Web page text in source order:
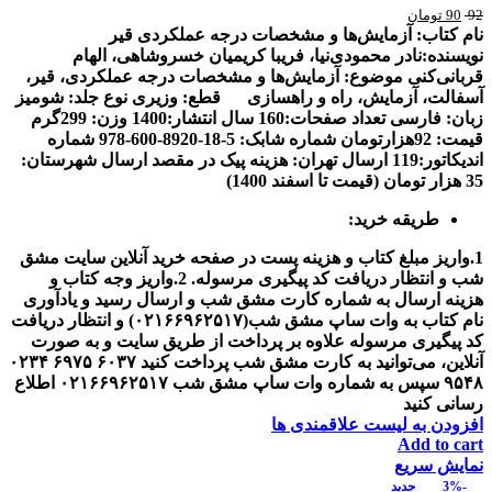
92
90 تومان
نام کتاب: آزمایش‌ها و مشخصات درجه عملکردی قیر
نويسنده:نادر محمودی‌نیا، فریبا کریمیان خسروشاهی، الهام
قربانی‌کنی موضوع: آزمایش‌ها و مشخصات درجه عملکردی، قیر،
آسفالت، آزمایش، راه و راهسازی
قطع: وزیری نوع جلد: شومیز
زبان: فارسی تعداد صفحات:160 سال انتشار:1400
وزن: 299گرم
قیمت: 92هزارتومان
شماره شابک: 5-18-8920-600-978
شماره
اندیکاتور:119
ارسال تهران: هزینه پیک در مقصد ارسال شهرستان:
35 هزار تومان (قیمت تا اسفند 1400)
طریقه خرید:
1.واریز مبلغ کتاب و هزینه پست در صفحه خرید آنلاین سایت مشق
شب و انتظار دریافت کد پیگیری مرسوله.
2.واریز وجه کتاب و
هزینه ارسال به شماره کارت مشق شب و ارسال رسید و یادآوری
نام کتاب به وات ساپ مشق شب(۰۲۱۶۶۹۶۲۵۱۷) و انتظار دریافت
کد پیگیری مرسوله علاوه بر پرداخت از طریق سایت و به صورت
آنلاین، می‌توانید به کارت مشق شب پرداخت کنید ۶۰۳۷ ۶۹۷۵ ۰۲۳۴
۹۵۴۸ سپس به شماره وات ساپ مشق شب ۰۲۱۶۶۹۶۲۵۱۷
اطلاع
رسانی کنید
افزودن به لیست علاقمندی ها
Add to cart
نمایش سریع
-3% جدید